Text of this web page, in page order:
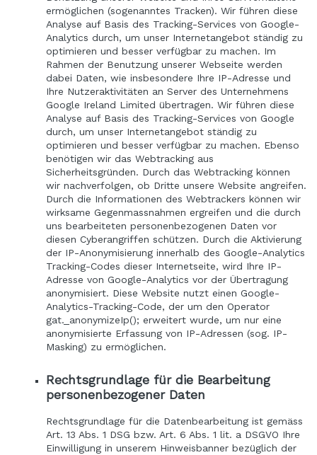
ermöglichen (sogenanntes Tracken). Wir führen diese
Analyse auf Basis des Tracking-Services von Google-
Analytics durch, um unser Internetangebot ständig zu
optimieren und besser verfügbar zu machen. Im
Rahmen der Benutzung unserer Webseite werden
dabei Daten, wie insbesondere Ihre IP-Adresse und
Ihre Nutzeraktivitäten an Server des Unternehmens
Google Ireland Limited übertragen. Wir führen diese
Analyse auf Basis des Tracking-Services von Google
durch, um unser Internetangebot ständig zu
optimieren und besser verfügbar zu machen. Ebenso
benötigen wir das Webtracking aus
Sicherheitsgründen. Durch das Webtracking können
wir nachverfolgen, ob Dritte unsere Website angreifen.
Durch die Informationen des Webtrackers können wir
wirksame Gegenmassnahmen ergreifen und die durch
uns bearbeiteten personenbezogenen Daten vor
diesen Cyberangriffen schützen. Durch die Aktivierung
der IP-Anonymisierung innerhalb des Google-Analytics
Tracking-Codes dieser Internetseite, wird Ihre IP-
Adresse von Google-Analytics vor der Übertragung
anonymisiert. Diese Website nutzt einen Google-
Analytics-Tracking-Code, der um den Operator
gat._anonymizeIp(); erweitert wurde, um nur eine
anonymisierte Erfassung von IP-Adressen (sog. IP-
Masking) zu ermöglichen.
Rechtsgrundlage für die Bearbeitung
personenbezogener Daten
Rechtsgrundlage für die Datenbearbeitung ist gemäss
Art. 13 Abs. 1 DSG bzw. Art. 6 Abs. 1 lit. a DSGVO Ihre
Einwilligung in unserem Hinweisbanner bezüglich der